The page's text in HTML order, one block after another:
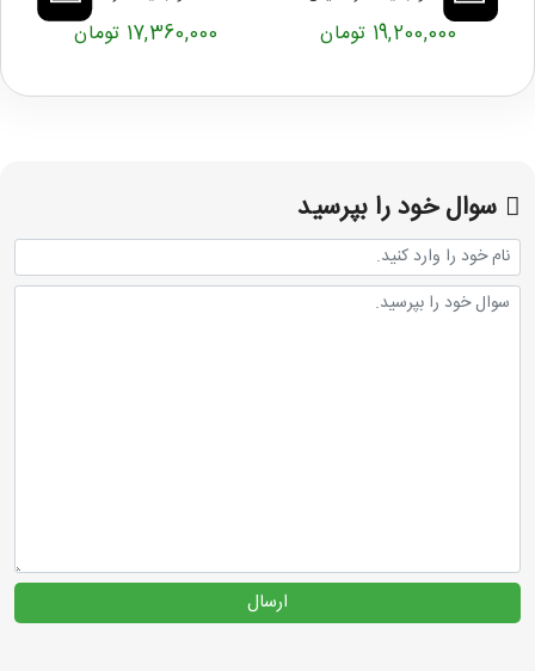
19,200,000 تومان 17,360,000 تومان
سوال خود را بپرسید
ارسال